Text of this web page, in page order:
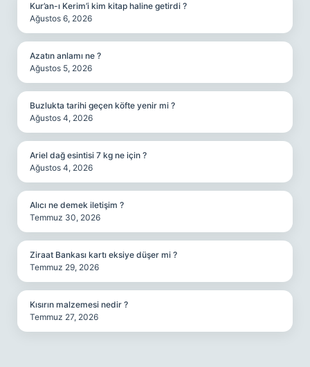
Kur’an-ı Kerim’i kim kitap haline getirdi ?
Ağustos 6, 2026
Azatın anlamı ne ?
Ağustos 5, 2026
Buzlukta tarihi geçen köfte yenir mi ?
Ağustos 4, 2026
Ariel dağ esintisi 7 kg ne için ?
Ağustos 4, 2026
Alıcı ne demek iletişim ?
Temmuz 30, 2026
Ziraat Bankası kartı eksiye düşer mi ?
Temmuz 29, 2026
Kısırın malzemesi nedir ?
Temmuz 27, 2026